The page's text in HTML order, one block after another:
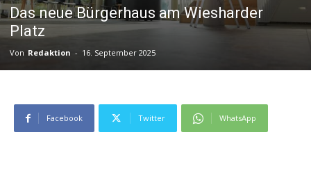
Das neue Bürgerhaus am Wiesharder
Platz
Von Redaktion - 16. September 2025
Facebook Twitter WhatsApp